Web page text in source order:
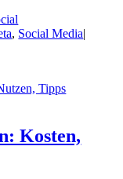
, Social Media|
Tipps
Kosten,